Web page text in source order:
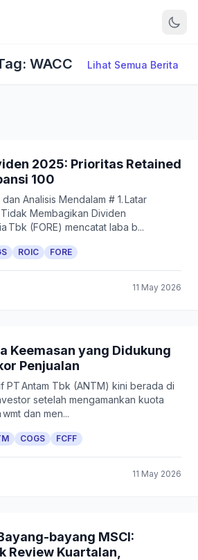
WACC Lihat Semua Berita
2025: Prioritas Retained
100
Analisis Mendalam # 1. Latar
Membagikan Dividen
Tbk (FORE) mencatat laba b...
ROIC FORE
11 May 2026
Keemasan yang Didukung
Penjualan
PT Antam Tbk (ANTM) kini berada di
setelah mengamankan kuota
dan men...
COGS FCFF
11 May 2026
bayang MSCI:
Review Kuartalan,